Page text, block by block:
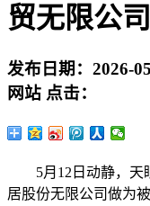
贸无限公
发布日期： 2026-
网站 点击：
5月12日动静，天
居股份无限公司做为